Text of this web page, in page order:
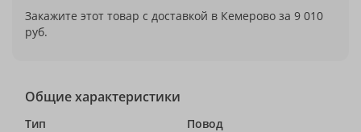
Закажите этот товар с доставкой в Кемерово за 9 010
руб.
Общие характеристики
Тип
Повод